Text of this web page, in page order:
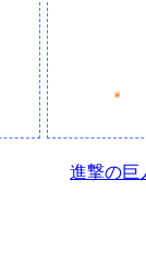
進撃の巨